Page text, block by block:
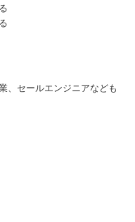
、セールエンジニアなども